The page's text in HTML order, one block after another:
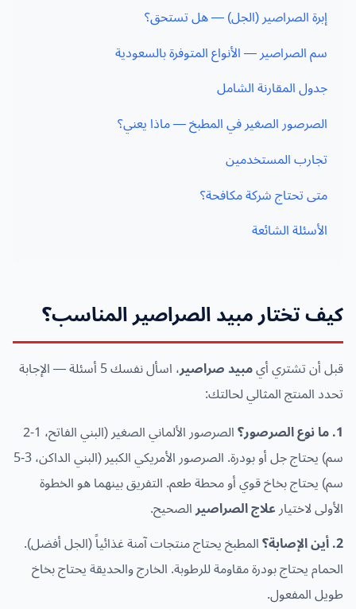
إبرة الصراصير (الجل) — هل تستحق؟
سم الصراصير — الأنواع المتوفرة بالسعودية
جدول المقارنة الشامل
الصرصور الصغير في المطبخ — ماذا يعني؟
تجارب المستخدمين
متى تحتاج شركة مكافحة؟
الأسئلة الشائعة
كيف تختار مبيد الصراصير المناسب؟
قبل أن تشتري أيمبيد صراصير
، اسأل نفسك 5 أسئلة — الإجابة
تحدد المنتج المثالي لحالتك:
1. ما نوع الصرصور؟
الصرصور الألماني الصغير (البني الفاتح، 1-2
سم) يحتاج جل أو بودرة. الصرصور الأمريكي الكبير (البني الداكن، 3-5
سم) يحتاج بخاخ قوي أو محطة طعم. التفريق بينهما هو الخطوة
الأولى لاختيارعلاج الصراصيرالصحيح.
2. أين الإصابة؟
المطبخ يحتاج منتجات آمنة غذائياً (الجل أفضل).
الحمام يحتاج بودرة مقاومة للرطوبة. الخارج والحديقة يحتاج بخاخ
طويل المفعول.